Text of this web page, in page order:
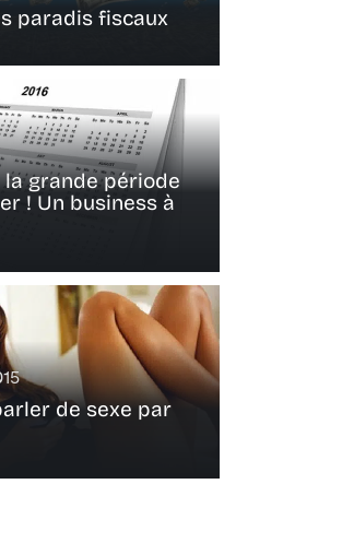
paradis fiscaux
la grande période
! Un business à
de sexe par